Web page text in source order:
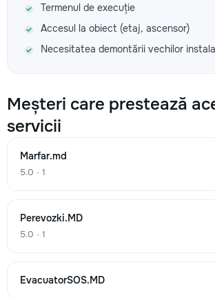
Termenul de execuție
Accesul la obiect (etaj, ascensor)
Necesitatea demontării vechilor
Meșteri care prestează
servicii
Marfar.md
5.0 · 1
Perevozki.MD
5.0 · 1
EvacuatorSOS.MD